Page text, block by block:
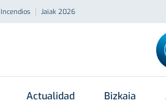
Incendios Jaiak 2026
Actualidad Bizkaia